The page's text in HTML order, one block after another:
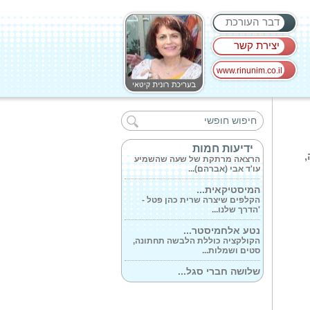
דבר העורכת
יצירת קשר
www.rinunim.co.il
ידיעות חמות
הרופאים והפראמדיקים הגיעו
לישראל מקנדה...
עו'ד אבי יונה...
הרצאה מרתקת של שעה שהשמיע
עו'ד אבי (אברהם)...
המיסטיקאית...
הקלפים שיצרה שרית כהן פטל -
'הדרך שלנו...
נטע אלחמיסטר...
הקולקציה כוללת הלבשה תחתונה,
סטים ושמלות...
שלושה חברי סגל...
הקרן תומכת בחוקרי סרטן ישראלים